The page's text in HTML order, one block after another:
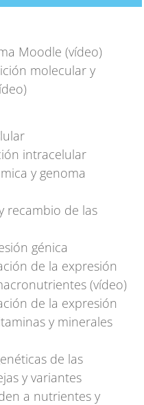
Moodle (vídeo)
molecular y
intracelular
y genoma
recambio de las
génica
de la expresión
(vídeo)
de la expresión
y minerales
de las
y variantes
a nutrientes y